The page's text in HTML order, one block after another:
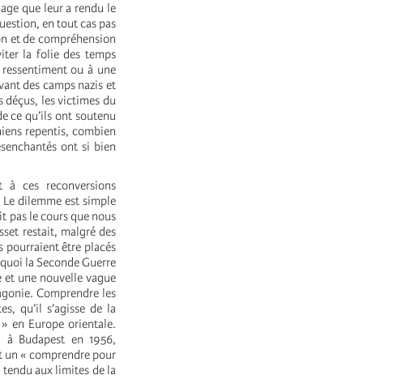
que leur a rendu le
en tout cas pas
et de compréhension
la folie des temps
ou à une
des camps nazis et
les victimes du
ce qu’ils ont soutenu
repentis, combien
ont si bien
ces reconversions
dilemme est simple
pas le cours que nous
restait, malgré des
pourraient être placés
la Seconde Guerre
et une nouvelle vague
Comprendre les
qu’il s’agisse de la
en Europe orientale.
à Budapest en 1956,
« comprendre pour
aux limites de la